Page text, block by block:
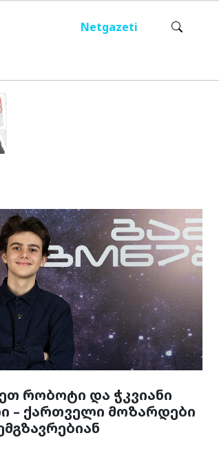
Netgazeti
რობოტი და ჭკვიანი
– ქართველი მოზარდები